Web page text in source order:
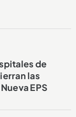
de
las
EPS